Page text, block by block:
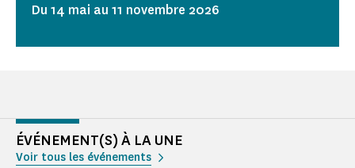
Du 14 mai au 11 novembre 2026
ÉVÉNEMENT(S) À LA UNE
Voir tous les événements